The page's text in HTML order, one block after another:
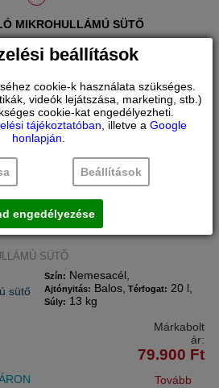
MIKROHULLÁMÚ SÜTŐ
SÜTŐ
Ajtónyitás: Balos, Térfogat: 20 l,
Súly: 12 kg
Márkabolt
94.900
MIKROHULLÁMÚ SÜTŐ
SÜTŐ
Szín: Nemesacél,
Ajtónyitás: Balos, Térfogat: 20 l,
Súly: 13 kg
Márkabolt
ár:
79.900 Ft
Tovább
beállítások
cookie-k használata szükséges.
videók lejátszása, marketing, stb.)
cookie-kat engedélyezheti.
tájékoztatóban , illetve a Google
honlapján
Beállítások
engedélyezése